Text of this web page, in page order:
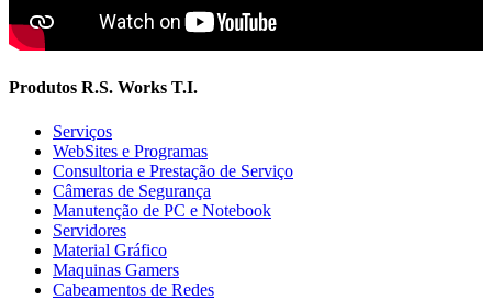
Produtos R.S. Works T.I.
Serviços
WebSites e Programas
Consultoria e Prestação de Serviço
Câmeras de Segurança
Manutenção de PC e Notebook
Servidores
Material Gráfico
Maquinas Gamers
Cabeamentos de Redes